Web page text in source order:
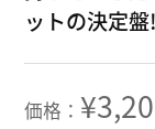
ットの決定盤!
¥